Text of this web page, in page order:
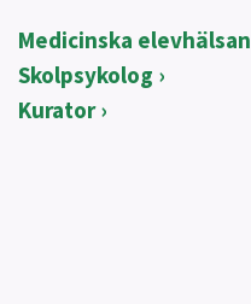
Medicinska elevhälsan
Skolpsykolog
Kurator